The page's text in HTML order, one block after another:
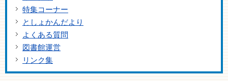
特集コーナー
としょかんだより
よくある質問
図書館運営
リンク集